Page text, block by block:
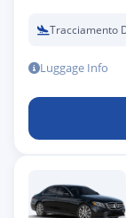
Tracciamento
Luggage Info